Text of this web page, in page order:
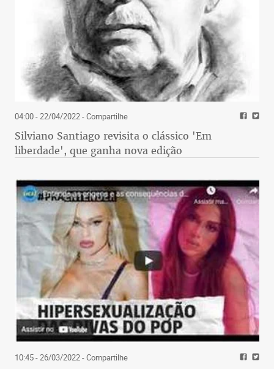
04:00 - 22/04/2022- Compartilhe
Silviano Santiago revisita o clássico 'Em
liberdade', que ganha nova edição
10:45 - 26/03/2022- Compartilhe